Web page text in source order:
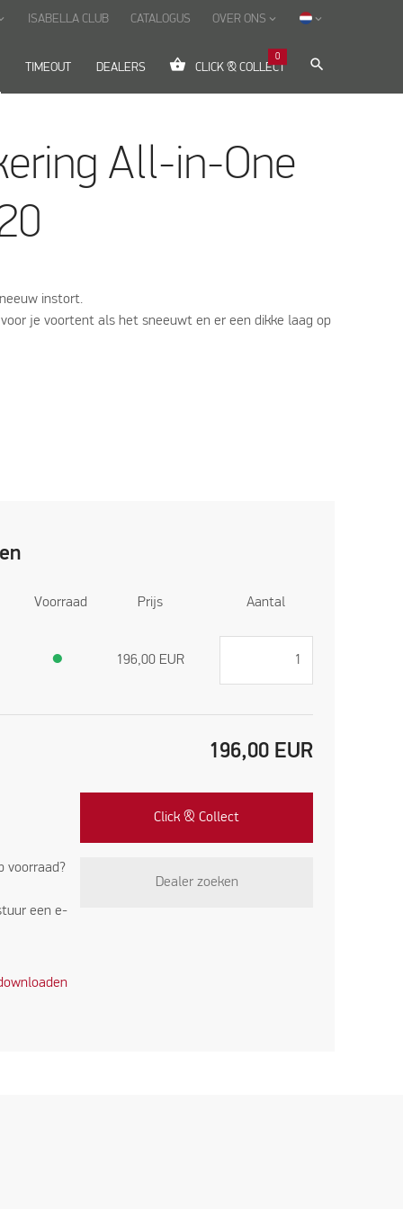
TIMEOUT DEALERS shopping_basket CLICK & COLLECT
0
search
ISABELLA CLUB CATALOGUS OVER ONS keyboard_arrow_down keyboard_arrow_down
All-in-One
instort.
je voortent als het sneeuwt en er een dikke laag op
Voorraad Prijs Aantal
● 196,00 EUR
196,00 EUR
Click & Collect
voorraad?
een e-
Dealer zoeken